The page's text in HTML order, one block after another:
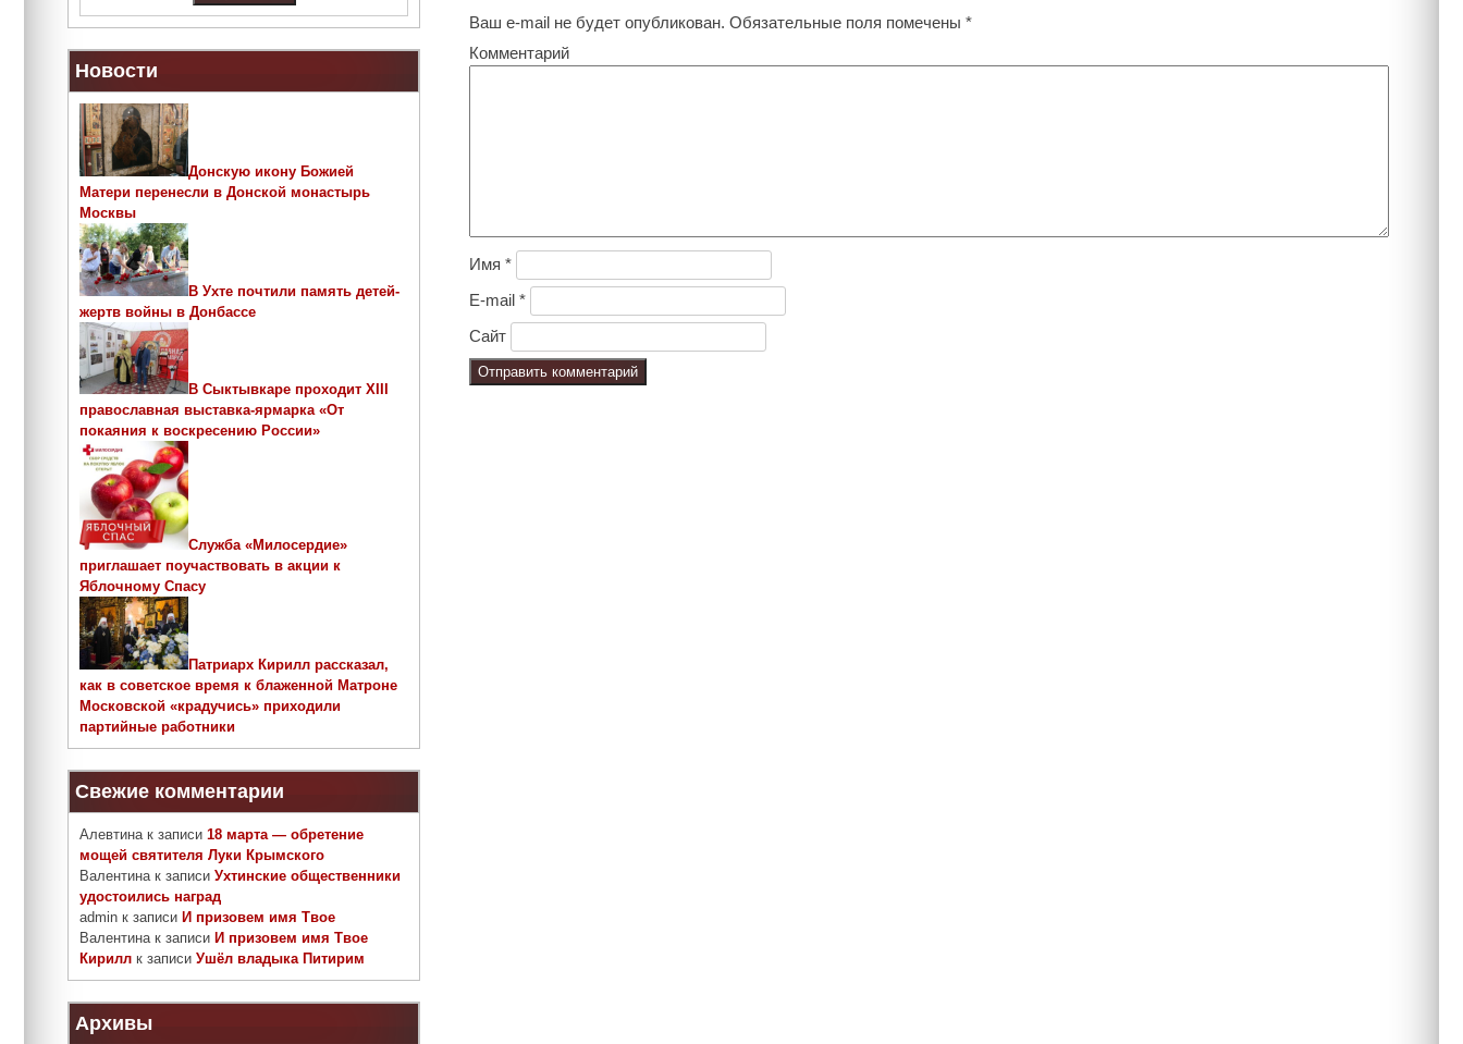
Ваш e-mail не будет опубликован. Обязательные поля помечены *
Комментарий
Имя *
E-mail *
Сайт
Новости
Донскую икону Божией
Матери перенесли в Донской монастырь
Москвы
В Ухте почтили память детей-
жертв войны в Донбассе
В Сыктывкаре проходит ХIII
православная выставка-ярмарка «От
покаяния к воскресению России»
Служба «Милосердие»
приглашает поучаствовать в акции к
Яблочному Спасу
Патриарх Кирилл рассказал,
как в советское время к блаженной Матроне
Московской «крадучись» приходили
партийные работники
Свежие комментарии
Алевтинак записи 18 марта — обретение
мощей святителя Луки Крымского
Валентинак записи Ухтинские общественники
удостоились наград
admin к записи И призовем имя Твое
Валентинак записи И призовем имя Твое
Кирилл к записи Ушёл владыка Питирим
Архивы